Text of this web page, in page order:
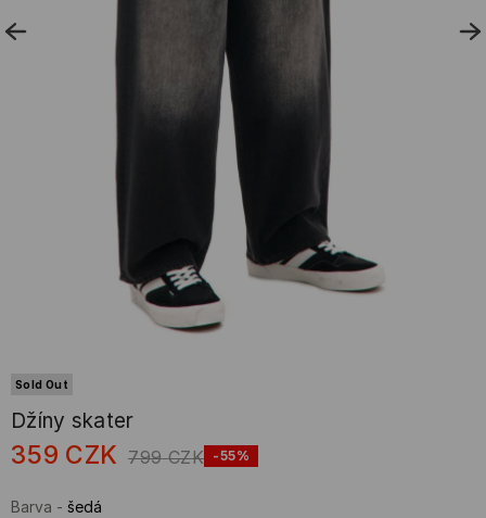
Sold Out
Džíny skater
359 CZK 799 CZK -55%
Barva - šedá